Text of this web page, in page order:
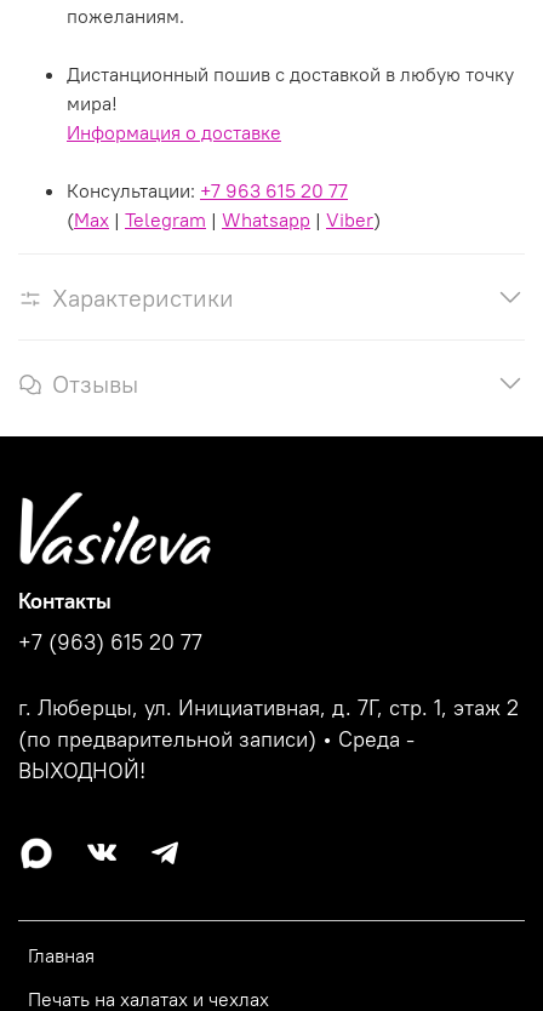
пожеланиям.
Дистанционный пошив с доставкой в любую точку
мира!
Информация о доставке
Консультации: +7 963 615 20 77
(Max | Telegram | Whatsapp | Viber)
Характеристики
Отзывы
Главная
Печать на халатах и чехлах
Контакты
+7 (963) 615 20 77
г. Люберцы, ул. Инициативная, д. 7Г, стр. 1, этаж 2
(по предварительной записи) • Среда -
ВЫХОДНОЙ!